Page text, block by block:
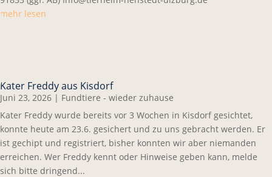
mehr lesen
Kater Freddy aus Kisdorf
Juni 23, 2026 | Fundtiere - wieder zuhause
Kater Freddy wurde bereits vor 3 Wochen in Kisdorf gesichtet,
konnte heute am 23.6. gesichert und zu uns gebracht werden. Er
ist gechipt und registriert, bisher konnten wir aber niemanden
erreichen. Wer Freddy kennt oder Hinweise geben kann, melde
sich bitte dringend...